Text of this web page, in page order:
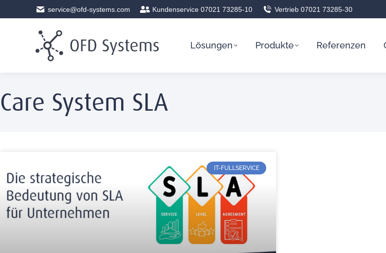
service@ofd-systems.com Kundenservice 07021 73285-10 Vertrieb 07021 73285-30
Lösungen Produkte Referenzen
Care System SLA
IT-FULLSERVICE